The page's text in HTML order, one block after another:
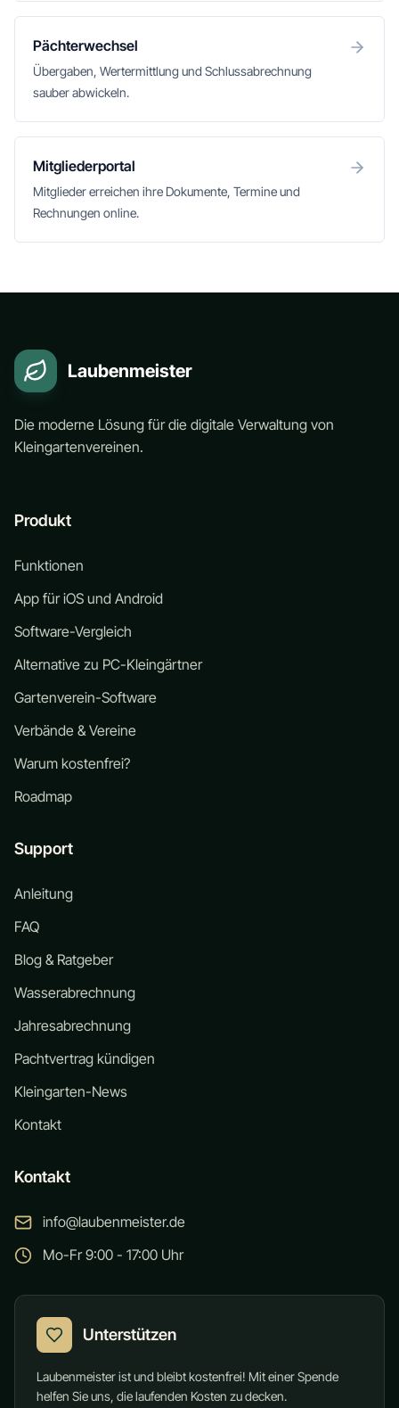
Pächterwechsel
Übergaben, Wertermittlung und Schlussabrechnung
sauber abwickeln.
Mitgliederportal
Mitglieder erreichen ihre Dokumente, Termine und
Rechnungen online.
Laubenmeister
Die moderne Lösung für die digitale Verwaltung von
Kleingartenvereinen.
Produkt
Funktionen
App für iOS und Android
Software-Vergleich
Alternative zu PC-Kleingärtner
Gartenverein-Software
Verbände & Vereine
Warum kostenfrei?
Roadmap
Support
Anleitung
FAQ
Blog & Ratgeber
Wasserabrechnung
Jahresabrechnung
Pachtvertrag kündigen
Kleingarten-News
Kontakt
Kontakt
info@laubenmeister.de
Mo-Fr 9:00 - 17:00 Uhr
Unterstützen
Laubenmeister ist und bleibt kostenfrei! Mit einer Spende
helfen Sie uns, die laufenden Kosten zu decken.